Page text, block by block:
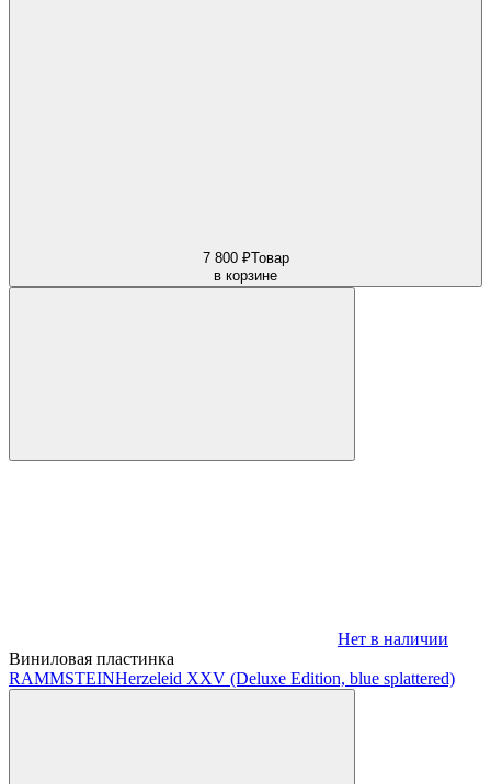
7 800 ₽Товар
в корзине
Нет в наличии
Виниловая пластинка
RAMMSTEINHerzeleid XXV (Deluxe Edition, blue splattered)